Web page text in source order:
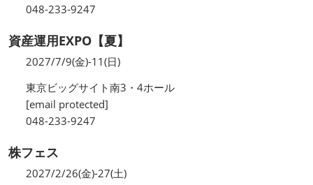
048-233-9247
資産運用EXPO【夏】
2027/7/9(金)-11(日)
東京ビッグサイト南3・4ホール
[email protected]
048-233-9247
株フェス
2027/2/26(金)-27(土)